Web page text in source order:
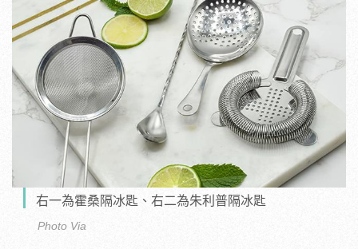
右一為霍桑隔冰匙、右二為朱利普隔冰匙
Photo Via